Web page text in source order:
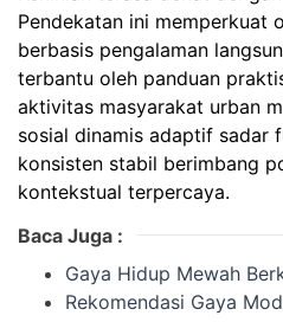
Pendekatan ini memperkuat
berbasis pengalaman
terbantu oleh panduan
aktivitas masyarakat urban
sosial dinamis adaptif sadar
konsisten stabil berimbang
kontekstual terpercaya.
Baca Juga :
Gaya Hidup Mewah
Rekomendasi Gaya